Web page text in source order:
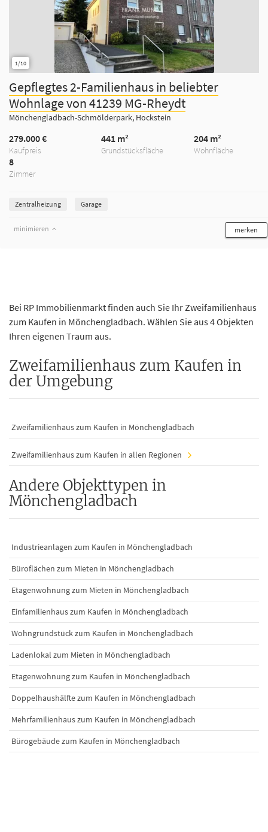
1/10
Gepflegtes 2-Familienhaus in beliebter
Wohnlage von 41239 MG-Rheydt
Mönchengladbach-Schmölderpark, Hockstein
Kaufpreis
279.000 €
Grundstücksfläche
441 m²
Wohnfläche
204 m²
Zimmer
8
Zentralheizung Garage
minimieren merken
Bei RP Immobilienmarkt finden auch Sie Ihr Zweifamilienhaus
zum Kaufen in Mönchengladbach. Wählen Sie aus 4 Objekten
Ihren eigenen Traum aus.
Zweifamilienhaus zum Kaufen in
der Umgebung
Zweifamilienhaus zum Kaufen in Mönchengladbach
Zweifamilienhaus zum Kaufen in allen Regionen
Andere Objekttypen in
Mönchengladbach
Industrieanlagen zum Kaufen in Mönchengladbach
Büroflächen zum Mieten in Mönchengladbach
Etagenwohnung zum Mieten in Mönchengladbach
Einfamilienhaus zum Kaufen in Mönchengladbach
Wohngrundstück zum Kaufen in Mönchengladbach
Ladenlokal zum Mieten in Mönchengladbach
Etagenwohnung zum Kaufen in Mönchengladbach
Doppelhaushälfte zum Kaufen in Mönchengladbach
Mehrfamilienhaus zum Kaufen in Mönchengladbach
Bürogebäude zum Kaufen in Mönchengladbach